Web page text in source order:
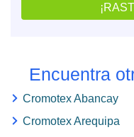
Encuentra
Cromotex Abancay
Cromotex Arequipa